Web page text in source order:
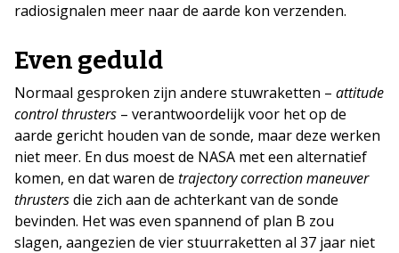
radiosignalen meer naar de aarde kon verzenden.
Even geduld
Normaal gesproken zijn andere stuwraketten – attitude
control thrusters – verantwoordelijk voor het op de
aarde gericht houden van de sonde, maar deze werken
niet meer. En dus moest de NASA met een alternatief
komen, en dat waren de trajectory correction maneuver
thrustersdie zich aan de achterkant van de sonde
bevinden. Het was even spannend of plan B zou
slagen, aangezien de vier stuurraketten al 37 jaar niet